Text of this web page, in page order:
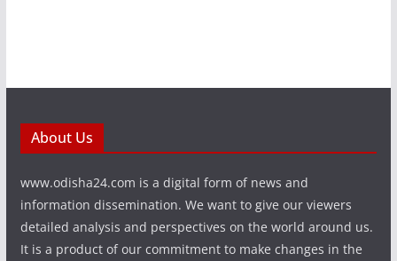
About Us
www.odisha24.com is a digital form of news and
information dissemination. We want to give our viewers
detailed analysis and perspectives on the world around us.
It is a product of our commitment to make changes in the